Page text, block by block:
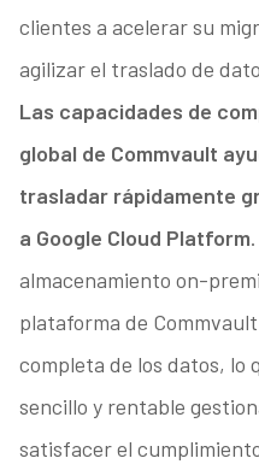
clientes a acelerar su
agilizar el traslado de
Las capacidades de
global de Commvault
trasladar rápidamente
a Google Cloud Platform
almacenamiento on-
plataforma de
completa de los datos, lo
sencillo y rentable
satisfacer el